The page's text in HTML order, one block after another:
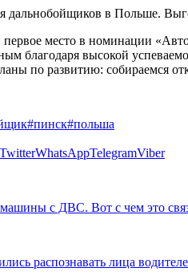
место в номинации
благодаря высокой
по развитию: собираемся
#пинск#польша
TwitterWhatsAppTelegramViber
с ДВС. Вот с чем это
распознавать лица